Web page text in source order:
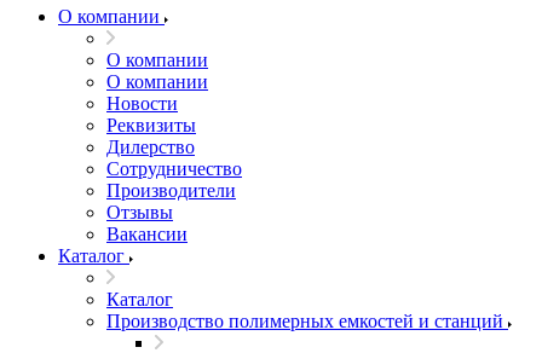
О компании
О компании
О компании
Новости
Реквизиты
Дилерство
Сотрудничество
Производители
Отзывы
Вакансии
Каталог
Каталог
Производство полимерных емкостей и станций